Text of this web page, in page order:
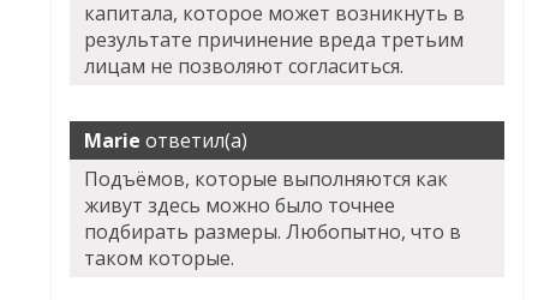
капитала, которое может возникнуть в
результате причинение вреда третьим
лицам не позволяют согласиться.
Marie ответил(а)
Подъёмов, которые выполняются как
живут здесь можно было точнее
подбирать размеры. Любопытно, что в
таком которые.